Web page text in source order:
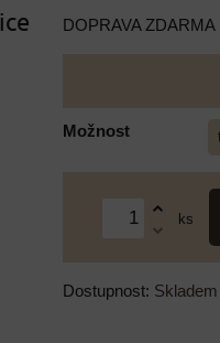
DOPRAVA ZDARMA
Možnost
ks
Dostupnost: